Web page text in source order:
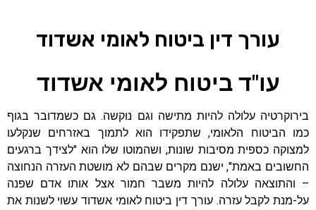
עורך דין ביטוח לאומי אשדוד
עו"ד ביטוח לאומי אשדוד
בירוקרטיה עלולה להיות מתישה וגם נוקשה. גם כשמדובר בגוף
כמו הביטוח הלאומי, שתפקידו הוא לתמוך באזרחים שנקלעו
למצוקה כספית מסיבות שונות, ושהמוטו שלו הוא "לצידך ברגעים
החשובים באמת", ישנם מקרים שבהם לא מושטת העזרה הנחוצה
– והתוצאה עלולה להיות משבר חמור אצל אותו אדם שפנה
על-מנת לקבל עזרה. עורך דין ביטוח לאומי אשדוד עשוי לשנות את